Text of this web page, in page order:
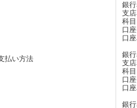
払い方法
銀
支
科
口
口
銀
支
科
口
口
銀